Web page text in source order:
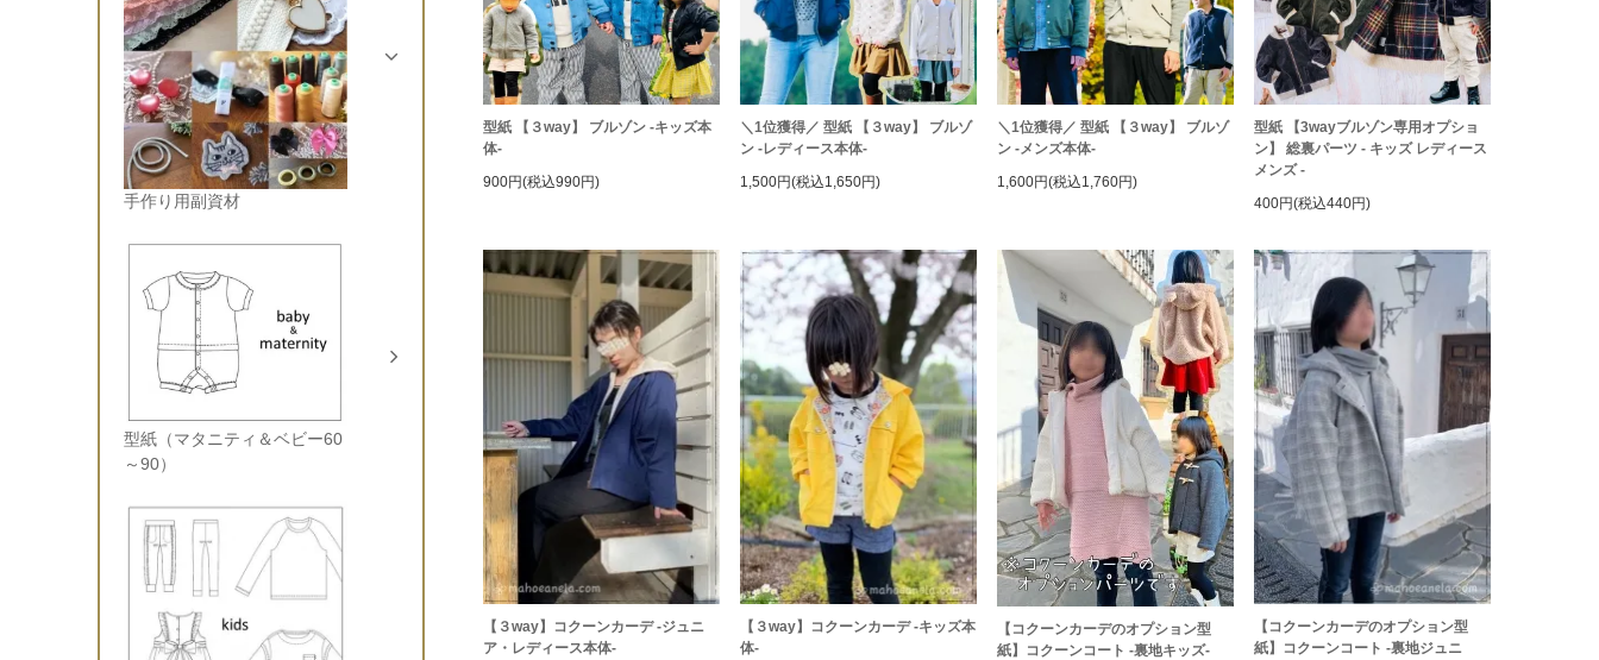
型紙 【３way】 ブルゾン -キッズ本
体-
900円(税込990円)
＼1位獲得／ 型紙 【３way】 ブルゾ
ン -レディース本体-
1,500円(税込1,650円)
＼1位獲得／ 型紙 【３way】 ブルゾ
ン -メンズ本体-
1,600円(税込1,760円)
型紙 【3wayブルゾン専用オプショ
ン】 総裏パーツ - キッズ レディース
メンズ -
400円(税込440円)
【３way】コクーンカーデ -ジュニ
ア・レディース本体-
【３way】コクーンカーデ -キッズ本
体-
【コクーンカーデのオプション型
紙】コクーンコート -裏地キッズ-
【コクーンカーデのオプション型
紙】コクーンコート -裏地ジュニ
手作り用副資材
型紙（マタニティ＆ベビー60
～90）